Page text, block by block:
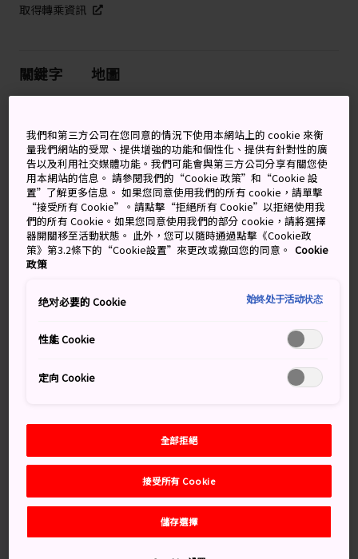
取得轉乘資訊
關鍵字 地圖
比羅密歐與茱麗葉的故事更古
老，源於一對天界戀人的盛大祭
典
七夕的古老傳說，相傳比羅密歐與茱麗葉的年代更遠。七
這個最盛大的七夕季是於八月初在仙台舉辦，遊客會穿上
精美浴衣，在掛滿鮮艷大型手工彩幡的商店街裡漫步參
別錯過
數公尺高的大型彩幡
交通方式
我們和第三方公司在您同意的情況下使用本網站上的 cookie 來衡
量我們網站的受眾、提供增強的功能和個性化、提供有針對性的廣
告以及利用社交媒體功能。我們可能會與第三方公司分享有關您使
用本網站的信息。 請參閱我們的“Cookie 政策”和“Cookie 設
置”了解更多信息。 如果您同意使用我們的所有 cookie，請單擊
“接受所有 Cookie”。請點擊“拒絕所有 Cookie”以拒絕使用我
們的所有 Cookie。如果您同意使用我們的部分 cookie，請將選擇
器開關移至活動狀態。 此外，您可以隨時通過點擊《Cookie政
策》第3.2條下的“Cookie設置”來更改或撤回您的同意。 Cookie
政策
绝对必要的 Cookie 始终处于活动状态
性能 Cookie
定向 Cookie
全部拒絕
接受所有 Cookie
儲存選擇